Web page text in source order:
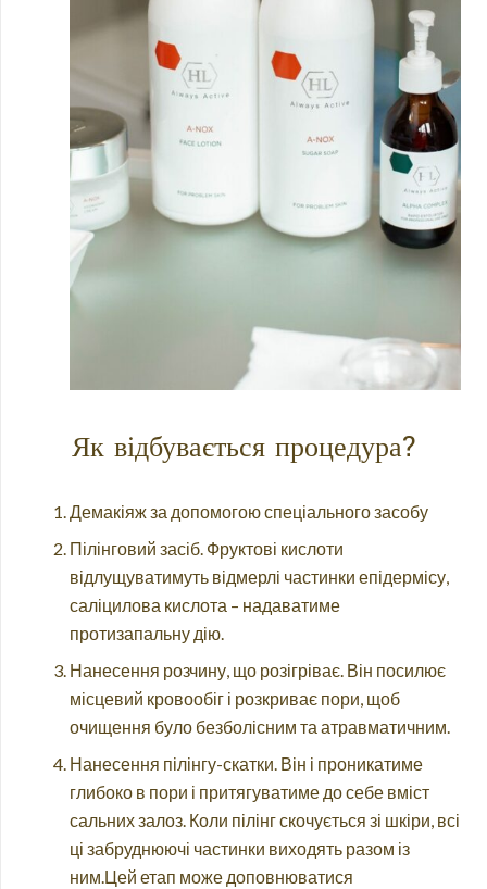
Як відбувається процедура?
Демакіяж за допомогою спеціального засобу
Пілінговий засіб. Фруктові кислоти
відлущуватимуть відмерлі частинки епідермісу,
саліцилова кислота – надаватиме
протизапальну дію.
Нанесення розчину, що розігріває. Він посилює
місцевий кровообіг і розкриває пори, щоб
очищення було безболісним та атравматичним.
Нанесення пілінгу-скатки. Він і проникатиме
глибоко в пори і притягуватиме до себе вміст
сальних залоз. Коли пілінг скочується зі шкіри, всі
ці забруднюючі частинки виходять разом із
ним.Цей етап може доповнюватися